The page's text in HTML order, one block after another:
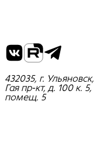
432035, г. Ульяновск,
Гая пр-кт, д. 100 к. 5,
помещ. 5